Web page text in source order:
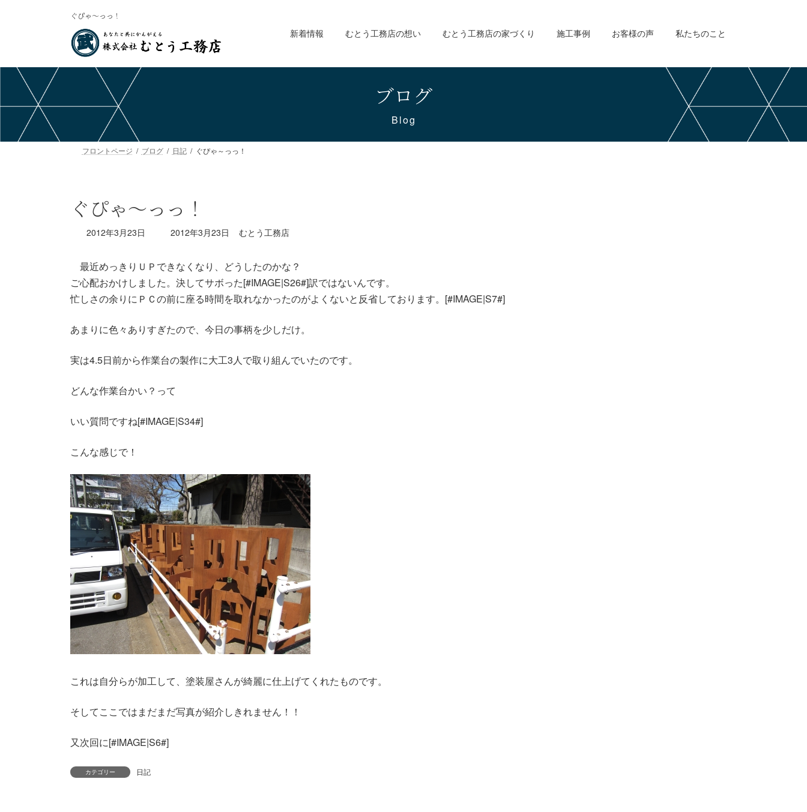
ツ
キ
シ
に
ぐぴゃ～っっ！
新着情報 むとう工務店の想い むとう工務店の家づくり 施工事例 お客様の声 私たちのこと
ブログ
Blog
フロントページ ブログ 日記 ぐぴゃ～っっ！
ぐぴゃ～っっ！
2012年3月23日
最
新
日
時
:
2012年3月23日 むとう工務店
最近めっきりＵＰできなくなり、どうしたのかな？
ご心配おかけしました。決してサボった[#IMAGE|S26#]訳ではないんです。
忙しさの余りにＰＣの前に座る時間を取れなかったのがよくないと反省しております。[#IMAGE|S7#]
あまりに色々ありすぎたので、今日の事柄を少しだけ。
実は4.5日前から作業台の製作に大工3人で取り組んでいたのです。
どんな作業台かい？って
いい質問ですね[#IMAGE|S34#]
こんな感じで！
これは自分らが加工して、塗装屋さんが綺麗に仕上げてくれたものです。
そしてここではまだまだ写真が紹介しきれません！！
又次回に[#IMAGE|S6#]
カテゴリー 日記